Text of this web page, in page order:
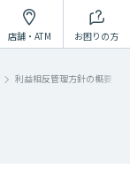
店舗・ATM お困りの方
採用情報
利益相反管理方針の概要